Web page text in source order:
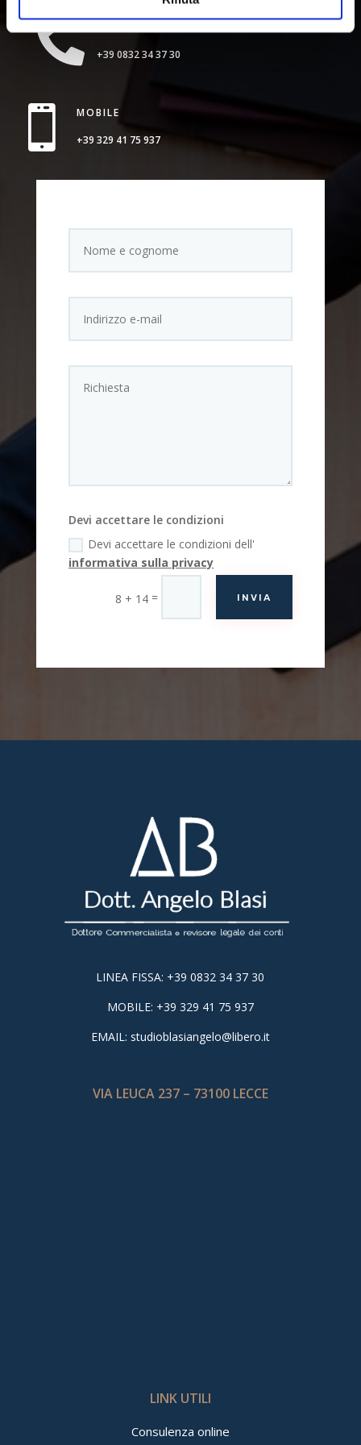

+39 0832 34 37 30

MOBILE
+39 329 41 75 937
Devi accettare le condizioni
Devi accettare le condizioni dell'
informativa sulla privacy
8 + 14 = INVIA
LINEA FISSA: +39 0832 34 37 30
MOBILE: +39 329 41 75 937
EMAIL: studioblasiangelo@libero.it
VIA LEUCA 237 – 73100 LECCE
LINK UTILI
Consulenza online